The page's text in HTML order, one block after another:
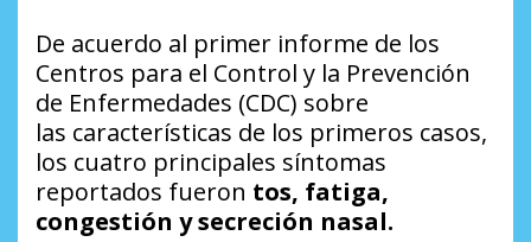
De acuerdo al primer informe de los
Centros para el Control y la Prevención
de Enfermedades (CDC) sobre
las características de los primeros casos,
los cuatro principales síntomas
reportados fueron tos, fatiga,
congestión y secreción nasal.